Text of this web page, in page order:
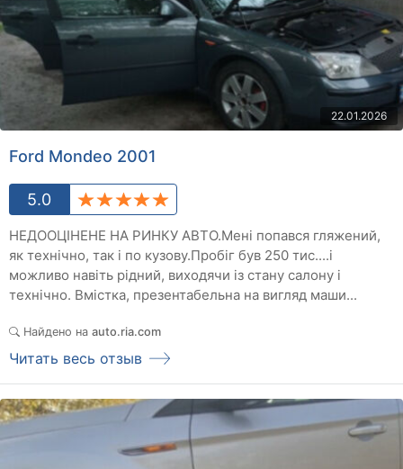
22.01.2026
Ford Mondeo 2001
5.0
НЕДООЦІНЕНЕ НА РИНКУ АВТО.Мені попався гляжений,
як технічно, так і по кузову.Пробіг був 250 тис....і
можливо навіть рідний, виходячи із стану салону і
технічно. Вмістка, презентабельна на вигляд маши...
Найдено на auto.ria.com
Читать весь отзыв